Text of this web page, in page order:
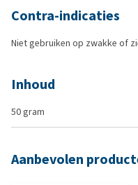
Contra-indicaties
Niet gebruiken op zwakke of
Inhoud
50 gram
Aanbevolen